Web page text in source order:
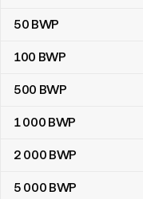
50 BWP
100 BWP
500 BWP
1 000 BWP
2 000 BWP
5 000 BWP